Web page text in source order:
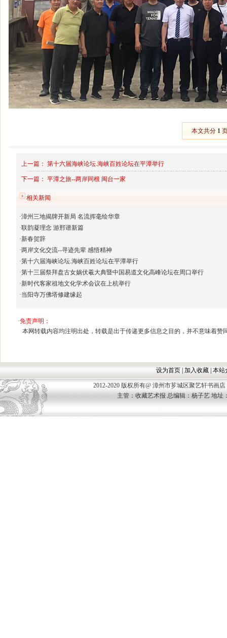
本文共分 1
上一篇： 第十六届海峡论坛.海峡百姓论坛在平潭举行
下一篇： 平潭之旅--两岸同根 闽台一家
相关新闻
·漳州三地揭牌开新局 名流挥毫绘华章
·联韵凝理念 游邢谱新篇
·新春贺辞
·两岸文化交流--寻迹先辈 感悟精神
·第十六届海峡论坛.海峡百姓论坛在平潭举行
·第十三届祭拜盘古女娲伏羲大典暨中国易道文化高峰论坛在周口举行
·新时代客家祖地文化学术会议在上杭举行
·当阳寺万佛塔修建缘起
·免责声明：
本网转载内容均注明出处，转载是出于传递更多信息之目的，并不意味着赞
设为首页 加入收藏 本站
2012-2020 版权所有@ 漳州市芗城区聚艺轩书画
主管：收藏艺术报 总编辑：杨子艺 地